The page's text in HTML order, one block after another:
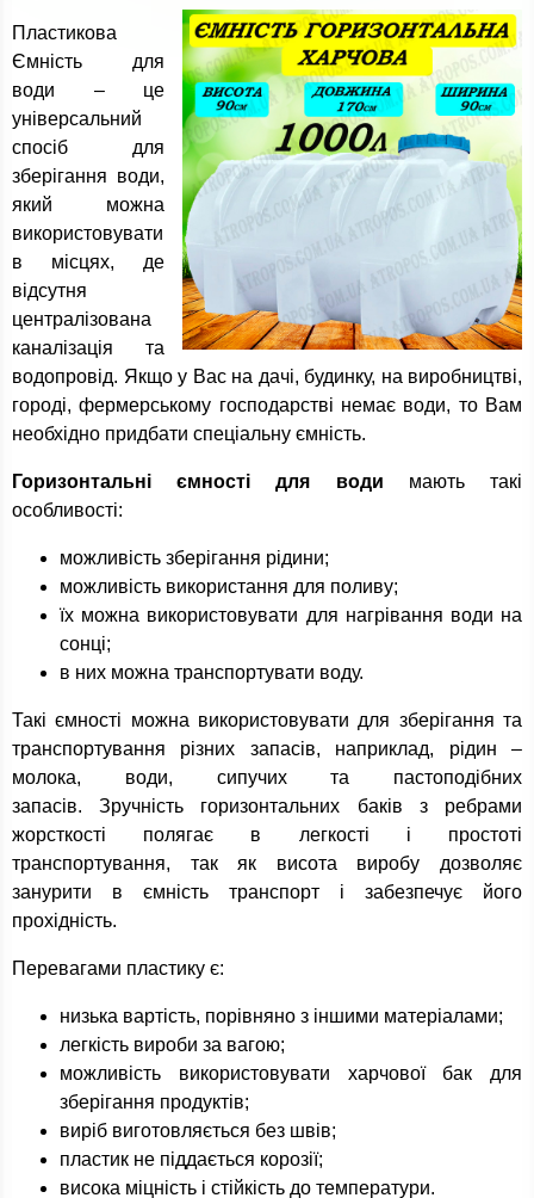
Пластикова
Ємність для
води – це
універсальний
спосіб для
зберігання води,
який можна
використовувати
в місцях, де
відсутня
централізована
каналізація та
водопровід. Якщо у Вас на дачі, будинку, на виробництві,
городі, фермерському господарстві немає води, то Вам
необхідно придбати спеціальну ємність.
Горизонтальні ємності для води мають такі
особливості:
можливість зберігання рідини;
можливість використання для поливу;
їх можна використовувати для нагрівання води на
сонці;
в них можна транспортувати воду.
Такі ємності можна використовувати для зберігання та
транспортування різних запасів, наприклад, рідин –
молока, води, сипучих та пастоподібних
запасів. Зручність горизонтальних баків з ребрами
жорсткості полягає в легкості і простоті
транспортування, так як висота виробу дозволяє
занурити в ємність транспорт і забезпечує його
прохідність.
Перевагами пластику є:
низька вартість, порівняно з іншими матеріалами;
легкість вироби за вагою;
можливість використовувати харчової бак для
зберігання продуктів;
виріб виготовляється без швів;
пластик не піддається корозії;
висока міцність і стійкість до температури.